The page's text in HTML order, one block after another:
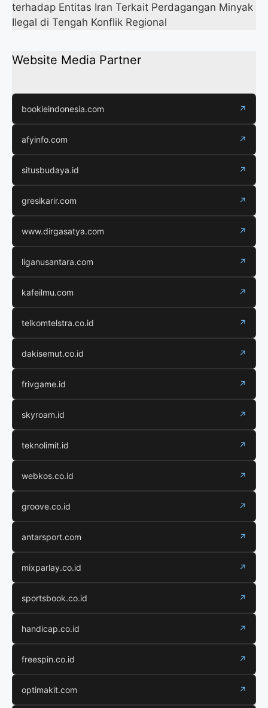
terhadap Entitas Iran Terkait Perdagangan Minyak
Ilegal di Tengah Konflik Regional
Website Media Partner
bookieindonesia.com ↗
afyinfo.com ↗
situsbudaya.id ↗
gresikarir.com ↗
www.dirgasatya.com ↗
liganusantara.com ↗
kafeilmu.com ↗
telkomtelstra.co.id ↗
dakisemut.co.id ↗
frivgame.id ↗
skyroam.id ↗
teknolimit.id ↗
webkos.co.id ↗
groove.co.id ↗
antarsport.com ↗
mixparlay.co.id ↗
sportsbook.co.id ↗
handicap.co.id ↗
freespin.co.id ↗
optimakit.com ↗